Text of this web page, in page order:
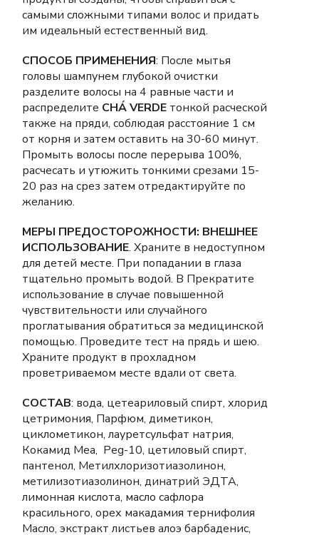
самыми сложными типами волос и придать
им идеальный естественный вид.
СПОСОБ ПРИМЕНЕНИЯ: После мытья
головы шампунем глубокой очистки
разделите волосы на 4 равные части и
распределите CHÁ VERDE тонкой расческой
также на пряди, соблюдая расстояние 1 см
от корня и затем оставить на 30-60 минут.
Промыть волосы после перерыва 100%,
расчесать и утюжить тонкими срезами 15-
20 раз на срез затем отредактируйте по
желанию.
МЕРЫ ПРЕДОСТОРОЖНОСТИ: ВНЕШНЕЕ
ИСПОЛЬЗОВАНИЕ. Храните в недоступном
для детей месте. При попадании в глаза
тщательно промыть водой. В Прекратите
использование в случае повышенной
чувствительности или случайного
проглатывания обратиться за медицинской
помощью. Проведите тест на прядь и шею.
Храните продукт в прохладном
проветриваемом месте вдали от света.
СОСТАВ: вода, цетеариловый спирт, хлорид
цетримония, Парфюм, диметикон,
циклометикон, лауретсульфат натрия,
Кокамид Меа, Peg-10, цетиловый спирт,
пантенол, Метилхлоризотиазолинон,
метилизотиазолинон, динатрий ЭДТА,
лимонная кислота, масло сафлора
красильного, орех макадамия тернифолия
Масло, экстракт листьев алоэ барбаденис,